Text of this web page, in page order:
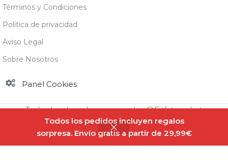
Todos los pedidos incluyen regalos
sorpresa. Envío gratis a partir de 29,99€
Términos y Condiciones
Política de privacidad
Aviso Legal
Sobre Nosotros
Panel Cookies
Todos los derechos reservados @Fitfatmarket